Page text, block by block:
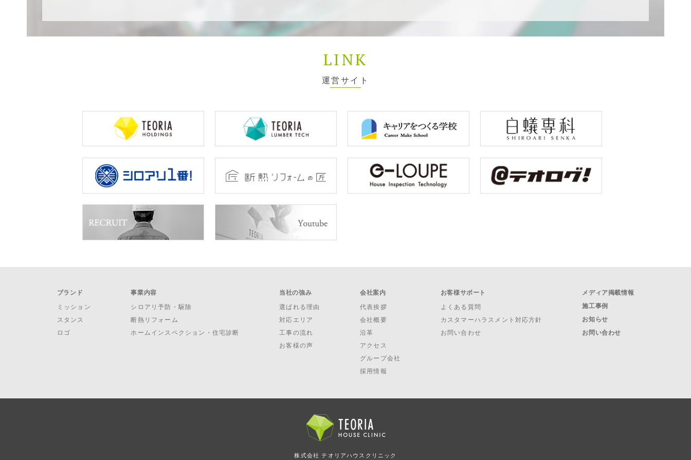
LINK
運営サイト
ブランド
ミッション
スタンス
ロゴ
事業内容
シロアリ予防・駆除
断熱リフォーム
ホームインスペクション・住宅診断
当社の強み
選ばれる理由
対応エリア
工事の流れ
お客様の声
会社案内
代表挨拶
会社概要
沿革
アクセス
グループ会社
採用情報
お客様サポート
よくある質問
カスタマーハラスメント対応方針
お問い合わせ
メディア掲載情報
施工事例
お知らせ
お問い合わせ
株式会社 テオリアハウスクリニック